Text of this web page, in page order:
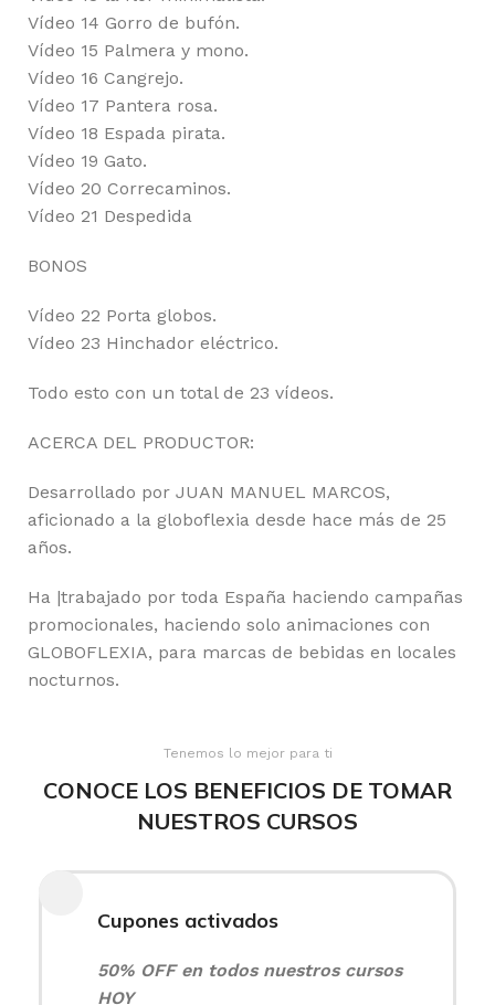
Vídeo 14 Gorro de bufón.
Vídeo 15 Palmera y mono.
Vídeo 16 Cangrejo.
Vídeo 17 Pantera rosa.
Vídeo 18 Espada pirata.
Vídeo 19 Gato.
Vídeo 20 Correcaminos.
Vídeo 21 Despedida
BONOS
Vídeo 22 Porta globos.
Vídeo 23 Hinchador eléctrico.
Todo esto con un total de 23 vídeos.
ACERCA DEL PRODUCTOR:
Desarrollado por JUAN MANUEL MARCOS,
aficionado a la globoflexia desde hace más de 25
años.
Ha |trabajado por toda España haciendo campañas
promocionales, haciendo solo animaciones con
GLOBOFLEXIA, para marcas de bebidas en locales
nocturnos.
Tenemos lo mejor para ti
CONOCE LOS BENEFICIOS DE TOMAR
NUESTROS CURSOS
Cupones activados
50% OFF en todos nuestros cursos
HOY